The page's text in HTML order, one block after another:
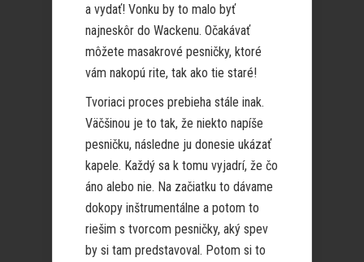
a vydať! Vonku by to malo byť
najneskôr do Wackenu. Očakávať
môžete masakrové pesničky, ktoré
vám nakopú rite, tak ako tie staré!
Tvoriaci proces prebieha stále inak.
Väčšinou je to tak, že niekto napíše
pesničku, následne ju donesie ukázať
kapele. Každý sa k tomu vyjadrí, že čo
áno alebo nie. Na začiatku to dávame
dokopy inštrumentálne a potom to
riešim s tvorcom pesničky, aký spev
by si tam predstavoval. Potom si to